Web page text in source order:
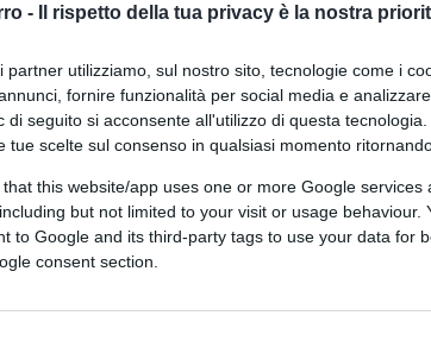
- Il rispetto della tua privacy è la nostra
partner utilizziamo, sul nostro sito, tecnologie come i
fornire funzionalità per social media e
di seguito si acconsente all'utilizzo di questa
tue scelte sul consenso in qualsiasi momento
this website/app uses one or more Google
but not limited to your visit or usage behaviour.
to Google and its third-party tags to use your data for
consent section.
o di altra grande manifestazione